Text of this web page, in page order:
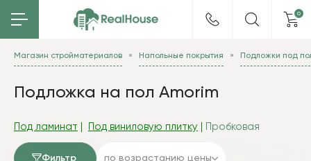
0
Магазин стройматериалов Напольные покрытия Подложки под
Подложка на пол Amorim
Под ламинат Под виниловую плитку Пробковая
Фильтр по возрастанию цены